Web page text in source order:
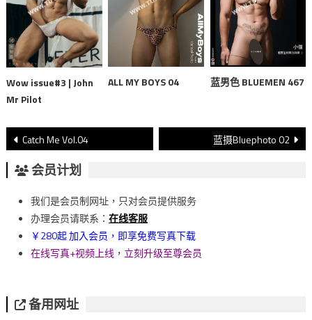
Wow issue#3 | John
Mr Pilot
ALL MY BOYS 04 蓝男色 BLUEMEN 467
文
章
導
覽
Catch Me Vol.04 蓝摄Bluephoto 02
会员计划
我们是会员制网址，只对会员提供服务
办理会员请联系： 在线客服
￥280起 加入会员，即享免费写真下载
在线写真+视频上线，立刻升级至尊会员
备用网址